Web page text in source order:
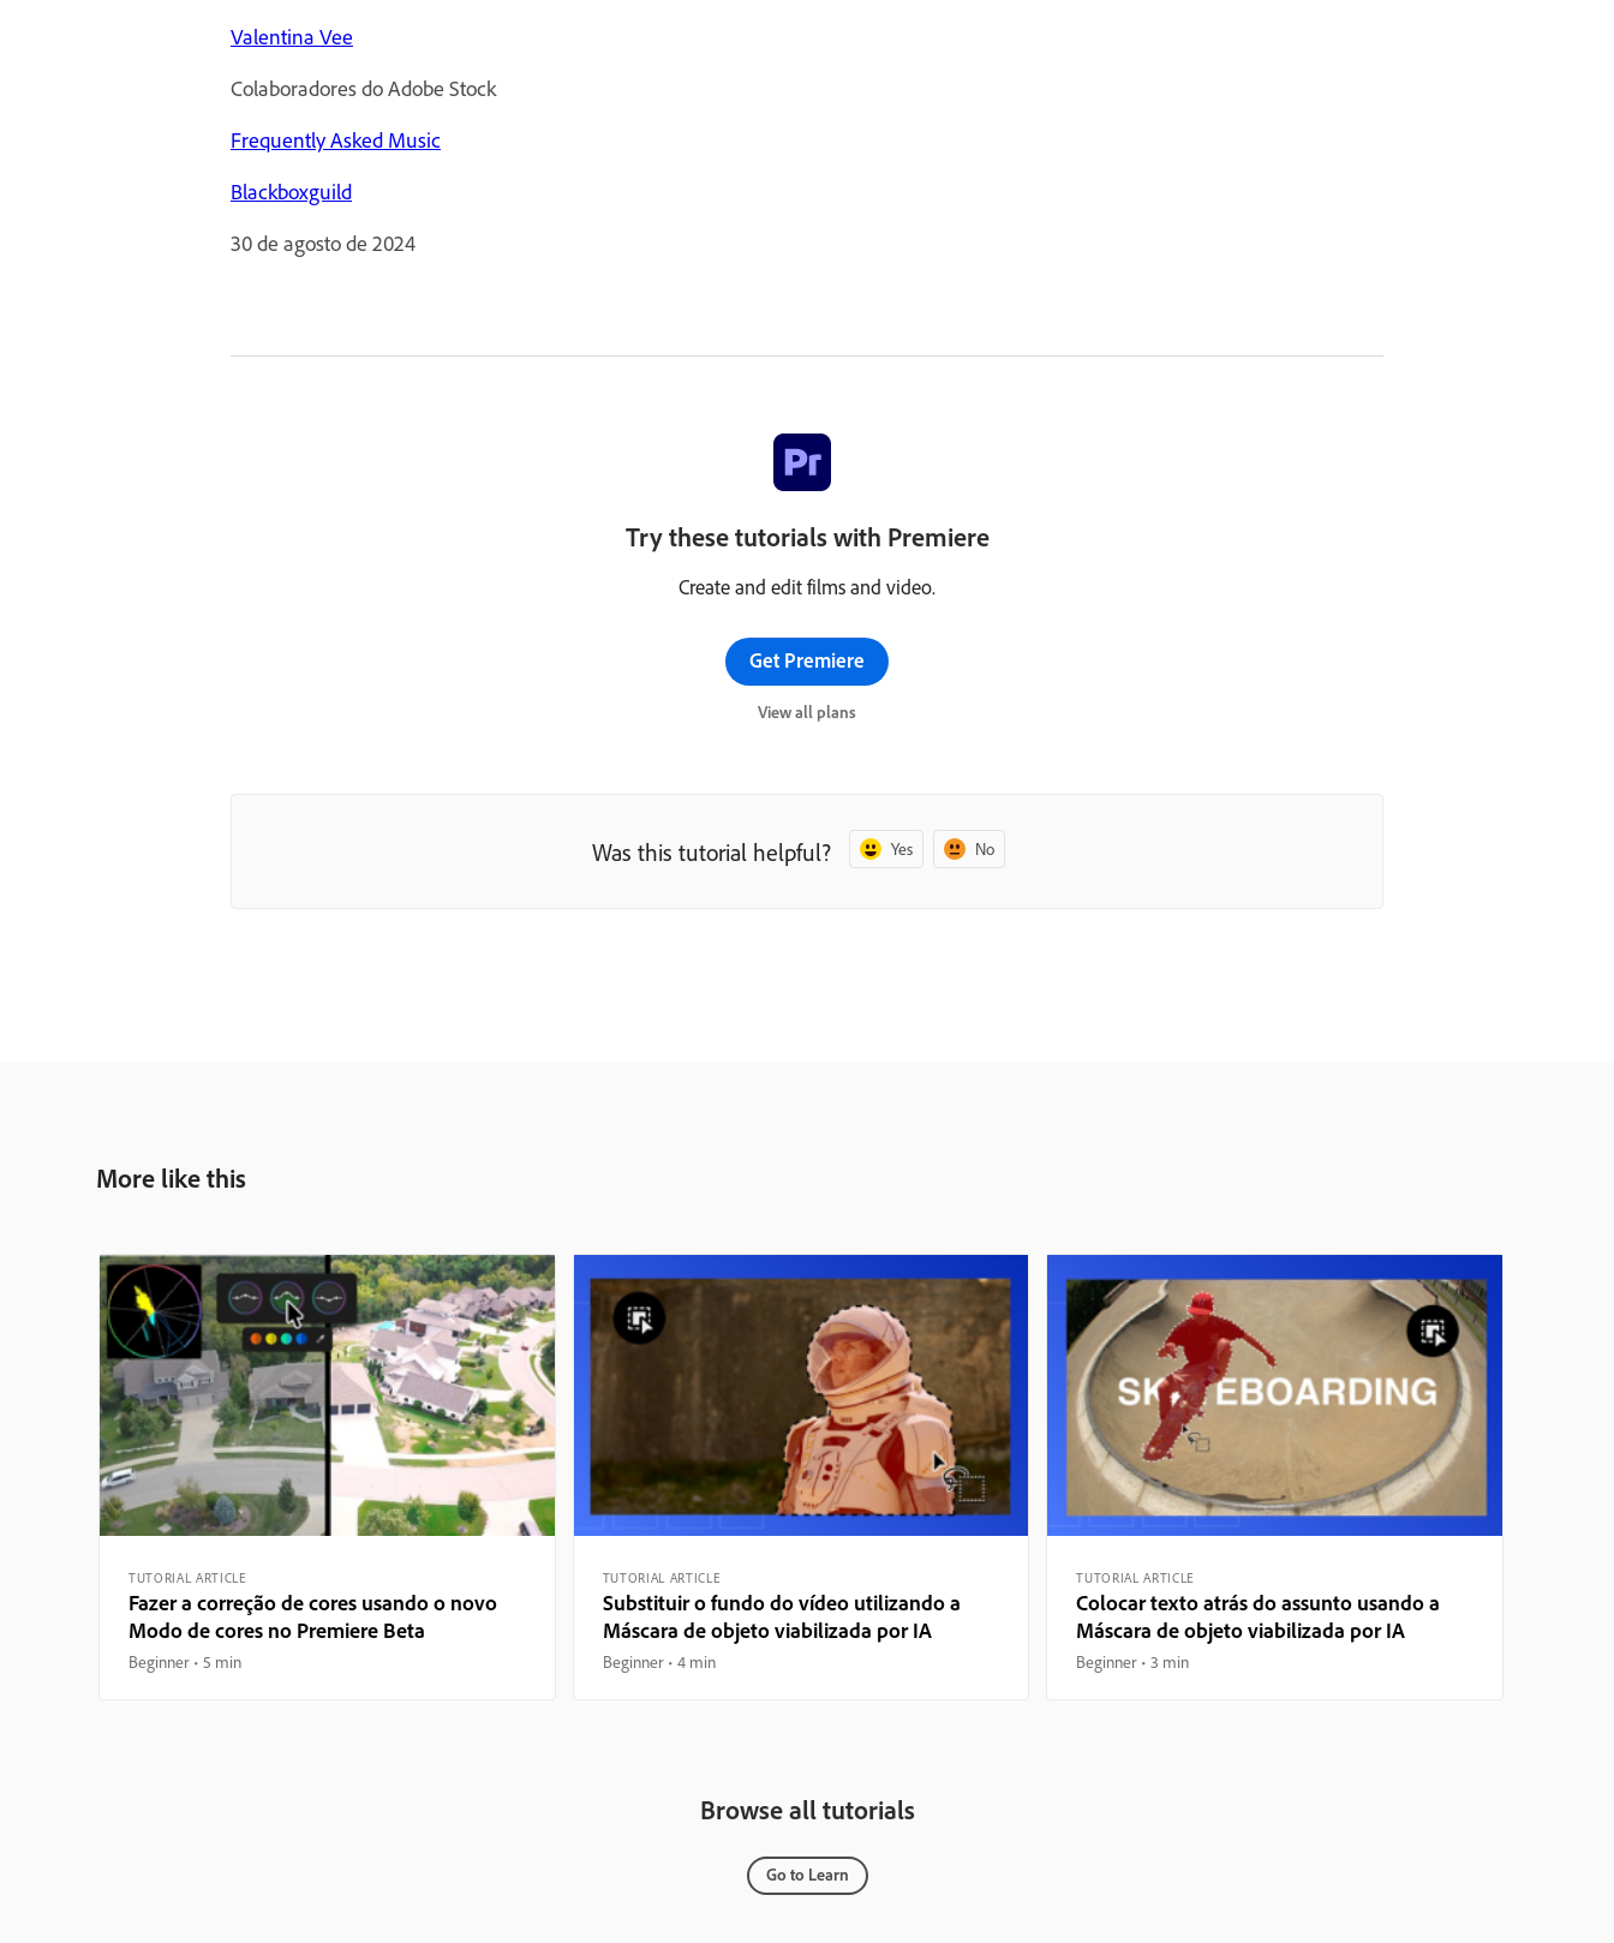
Valentina Vee
Colaboradores do Adobe Stock
Frequently Asked Music
Blackboxguild
30 de agosto de 2024
Try these tutorials with Premiere
Create and edit films and video.
Get Premiere
View all plans
Was this tutorial helpful? Yes No
More like this
TUTORIAL ARTICLE
Fazer a correção de cores usando o novo
Modo de cores no Premiere Beta
Beginner 5 min
TUTORIAL ARTICLE
Substituir o fundo do vídeo utilizando a
Máscara de objeto viabilizada por IA
Beginner 4 min
TUTORIAL ARTICLE
Colocar texto atrás do assunto usando a
Máscara de objeto viabilizada por IA
Beginner 3 min
Browse all tutorials
Go to Learn